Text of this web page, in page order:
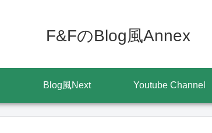
F&FのBlog風Annex
Blog風Next Youtube Channel